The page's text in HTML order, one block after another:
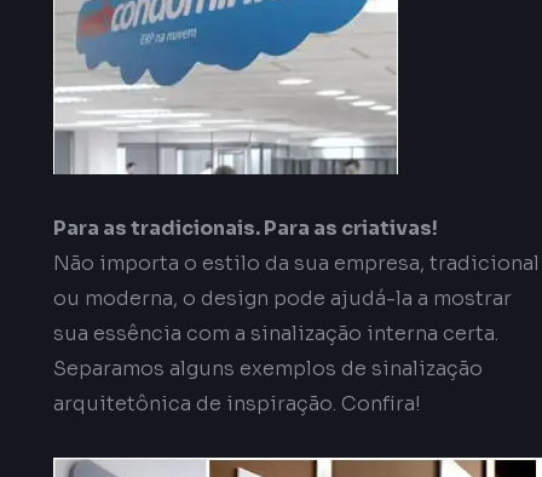
Para as tradicionais. Para as criativas!
Não importa o estilo da sua empresa, tradicional
ou moderna, o design pode ajudá-la a mostrar
sua essência com a sinalização interna certa.
Separamos alguns exemplos de sinalização
arquitetônica de inspiração. Confira!